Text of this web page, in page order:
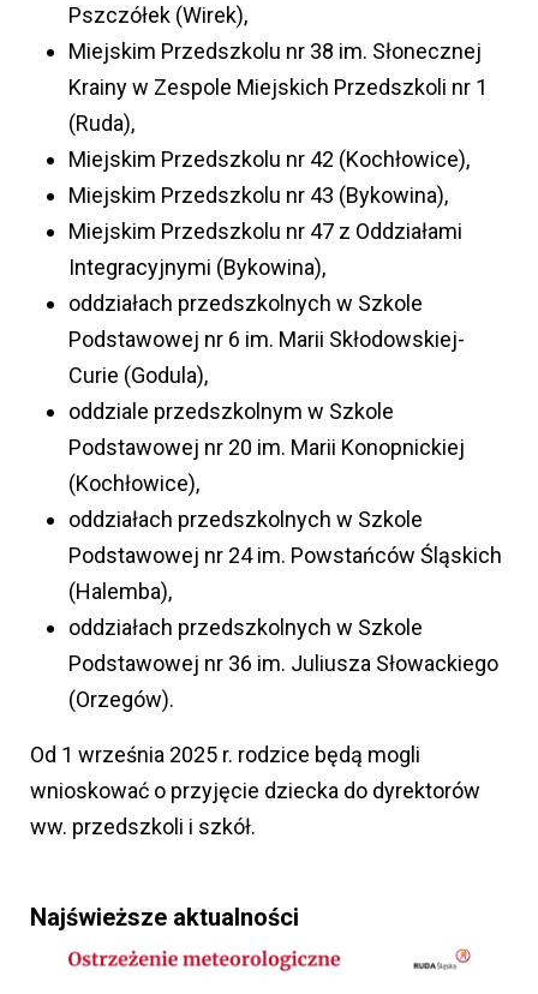
Pszczółek (Wirek),
Miejskim Przedszkolu nr 38 im. Słonecznej
Krainy w Zespole Miejskich Przedszkoli nr 1
(Ruda),
Miejskim Przedszkolu nr 42 (Kochłowice),
Miejskim Przedszkolu nr 43 (Bykowina),
Miejskim Przedszkolu nr 47 z Oddziałami
Integracyjnymi (Bykowina),
oddziałach przedszkolnych w Szkole
Podstawowej nr 6 im. Marii Skłodowskiej-
Curie (Godula),
oddziale przedszkolnym w Szkole
Podstawowej nr 20 im. Marii Konopnickiej
(Kochłowice),
oddziałach przedszkolnych w Szkole
Podstawowej nr 24 im. Powstańców Śląskich
(Halemba),
oddziałach przedszkolnych w Szkole
Podstawowej nr 36 im. Juliusza Słowackiego
(Orzegów).
Od 1 września 2025 r. rodzice będą mogli
wnioskować o przyjęcie dziecka do dyrektorów
ww. przedszkoli i szkół.
Najświeższe aktualności